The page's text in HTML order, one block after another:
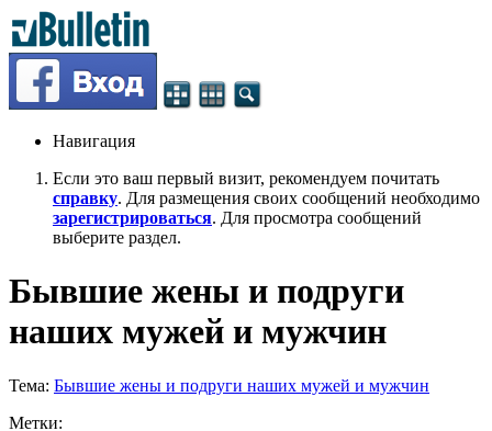
Навигация
Если это ваш первый визит, рекомендуем почитать
справку. Для размещения своих сообщений необходимо
зарегистрироваться. Для просмотра сообщений
выберите раздел.
Бывшие жены и подруги
наших мужей и мужчин
Тема: Бывшие жены и подруги наших мужей и мужчин
Метки: